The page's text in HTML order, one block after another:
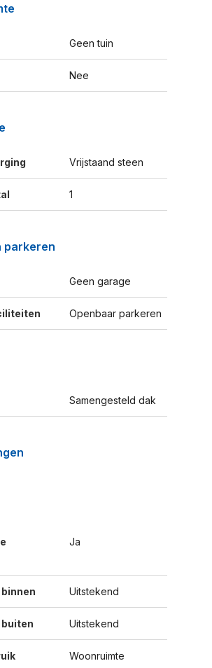
Geen tuin
Nee
Vrijstaand steen
1
parkeren
Geen garage
Openbaar parkeren
Samengesteld dak
Ja
Uitstekend
buiten Uitstekend
Woonruimte